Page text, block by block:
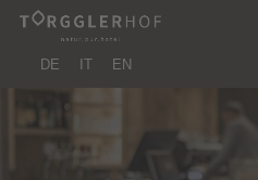
DE IT EN